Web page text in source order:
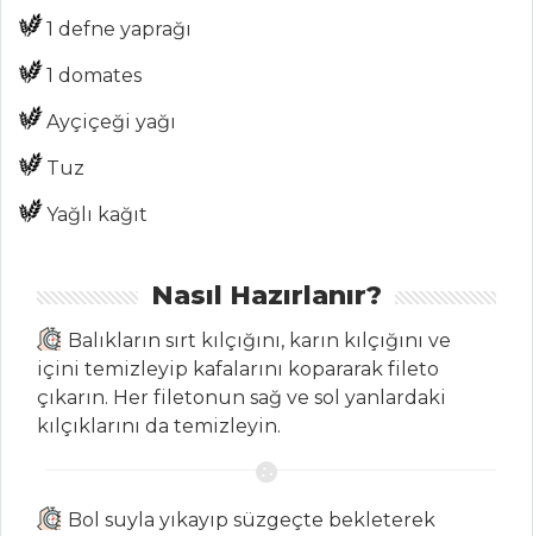
Tüm
Kategoriler
ÇORBALAR
Tavuk Köfteli
Çorba
Mercimek Çorbası
Çorbalar Tüm
Tarifleri
HAMUR İŞLERI
1 defne yaprağı
1 domates
Ayçiçeği yağı
Tuz
Yağlı kağıt
Nasıl Hazırlanır?
Balıkların sırt kılçığını, karın kılçığını ve
içini temizleyip kafalarını kopararak fileto
çıkarın. Her filetonun sağ ve sol yanlardaki
kılçıklarını da temizleyin.
Bol suyla yıkayıp süzgeçte bekleterek